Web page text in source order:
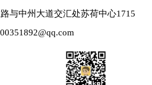
与中州大道交汇处苏荷中心1715